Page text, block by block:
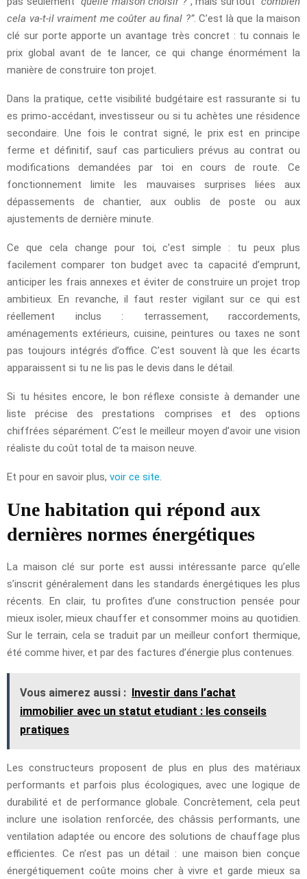
cela va-t-il vraiment me coûter au final ?”. C’est là que la maison
clé sur porte apporte un avantage très concret : tu connais le
prix global avant de te lancer, ce qui change énormément la
manière de construire ton projet.
Dans la pratique, cette visibilité budgétaire est rassurante si tu
es primo-accédant, investisseur ou si tu achètes une résidence
secondaire. Une fois le contrat signé, le prix est en principe
ferme et définitif, sauf cas particuliers prévus au contrat ou
modifications demandées par toi en cours de route. Ce
fonctionnement limite les mauvaises surprises liées aux
dépassements de chantier, aux oublis de poste ou aux
ajustements de dernière minute.
Ce que cela change pour toi, c’est simple : tu peux plus
facilement comparer ton budget avec ta capacité d’emprunt,
anticiper les frais annexes et éviter de construire un projet trop
ambitieux. En revanche, il faut rester vigilant sur ce qui est
réellement inclus : terrassement, raccordements,
aménagements extérieurs, cuisine, peintures ou taxes ne sont
pas toujours intégrés d’office. C’est souvent là que les écarts
apparaissent si tu ne lis pas le devis dans le détail.
Si tu hésites encore, le bon réflexe consiste à demander une
liste précise des prestations comprises et des options
chiffrées séparément. C’est le meilleur moyen d’avoir une vision
réaliste du coût total de ta maison neuve.
Et pour en savoir plus, voir ce site
Une habitation qui répond aux
dernières normes énergétiques
La maison clé sur porte est aussi intéressante parce qu’elle
s’inscrit généralement dans les standards énergétiques les plus
récents. En clair, tu profites d’une construction pensée pour
mieux isoler, mieux chauffer et consommer moins au quotidien.
Sur le terrain, cela se traduit par un meilleur confort thermique,
été comme hiver, et par des factures d’énergie plus contenues.
Vous aimerez aussi : Investir dans l’achat
immobilier avec un statut etudiant : les conseils
pratiques
Les constructeurs proposent de plus en plus des matériaux
performants et parfois plus écologiques, avec une logique de
durabilité et de performance globale. Concrètement, cela peut
inclure une isolation renforcée, des châssis performants, une
ventilation adaptée ou encore des solutions de chauffage plus
efficientes. Ce n’est pas un détail : une maison bien conçue
énergétiquement coûte moins cher à vivre et garde mieux sa